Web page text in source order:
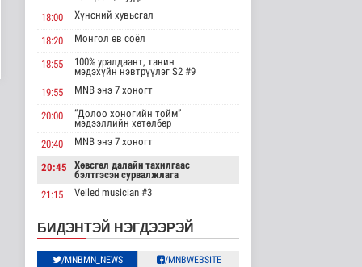
"Цагийн хүрд"
мэдээллийн хөтөлбөр
Нийгэм
2026-08-08 19:59
Хүүхэд залуус, бизнес
эрхлэгчдийг дэмжих
инкубат..
Нийгэм
2026-08-08 17:16
ын хүчин ча..
2026-08-08 17:02
18:00
Хүнсний хувьсгал
18:20 Монгол өв соёл
18:55
100% уралдаант, танин
мэдэхүйн нэвтрүүлэг S2 #9
19:55
MNB энэ 7 хоногт
20:00
“Долоо хоногийн тойм”
мэдээллийн хөтөлбөр
20:40
MNB энэ 7 хоногт
20:45
Хөвсгөл далайн тахилгаас
бэлтгэсэн сурвалжлага
21:15
Veiled musician #3
23:35
“Гэрэлтэй цонх” үдшийн
хөтөлбөр
БИДЭНТЭЙ НЭГДЭЭРЭЙ
/MNBMN_NEWS /MNBWEBSITE